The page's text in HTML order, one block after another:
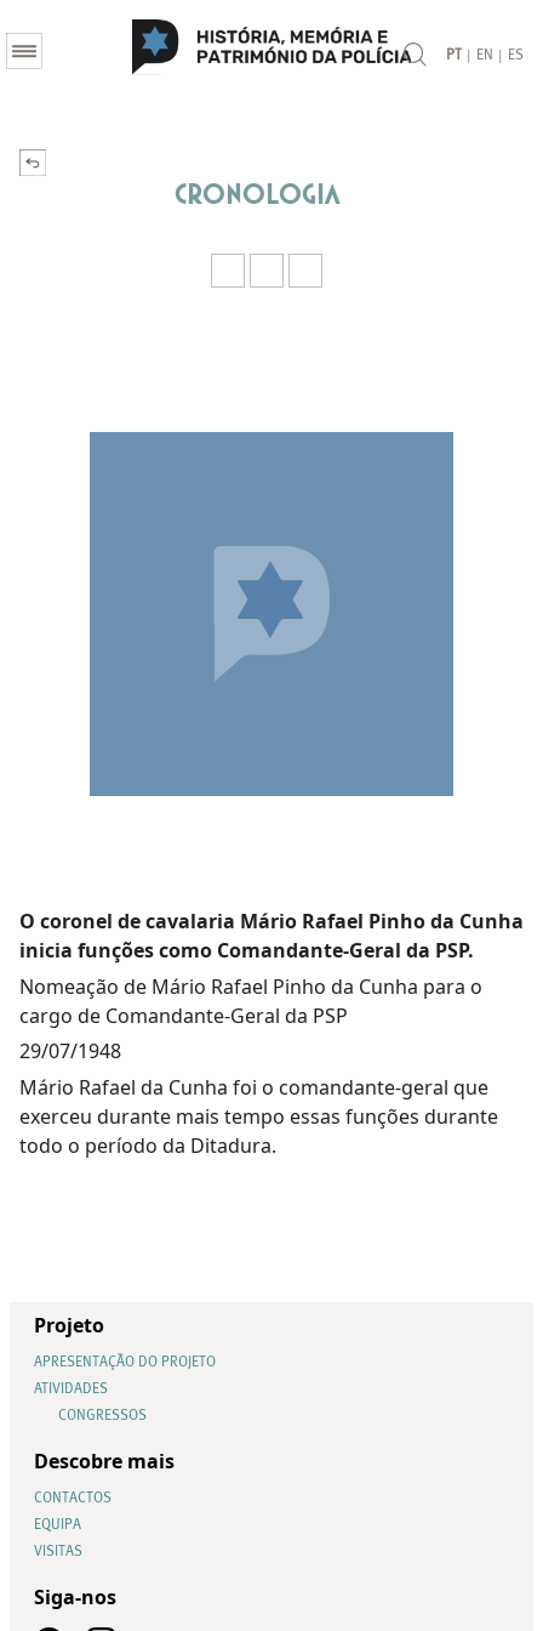
PT | EN | ES
Cronologia
O coronel de cavalaria Mário Rafael Pinho da Cunha
inicia funções como Comandante-Geral da PSP.
Nomeação de Mário Rafael Pinho da Cunha para o
cargo de Comandante-Geral da PSP
29/07/1948
Mário Rafael da Cunha foi o comandante-geral que
exerceu durante mais tempo essas funções durante
todo o período da Ditadura.
Projeto
APRESENTAÇÃO DO PROJETO
ATIVIDADES
CONGRESSOS
Descobre mais
CONTACTOS
EQUIPA
VISITAS
Siga-nos